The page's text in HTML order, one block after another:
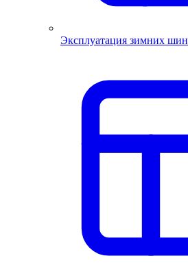
Эксплуатация зимних шин